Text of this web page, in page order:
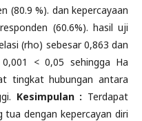
(80.9 %). dan kepercayaan
(60.6%). hasil uji
(rho) sebesar 0,863 dan
0,001 < 0,05 sehingga Ha
tingkat hubungan antara
Kesimpulan : Terdapat
dengan kepercayan diri